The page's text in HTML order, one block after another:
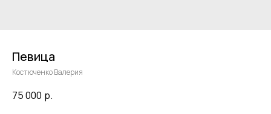
Певица
Костюченко Валерия
75 000 р.